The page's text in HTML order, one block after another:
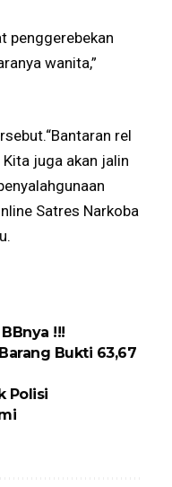
penggerebekan
wanita,”
rel
juga akan jalin
Satres Narkoba
!!!
Bukti 63,67
Polisi